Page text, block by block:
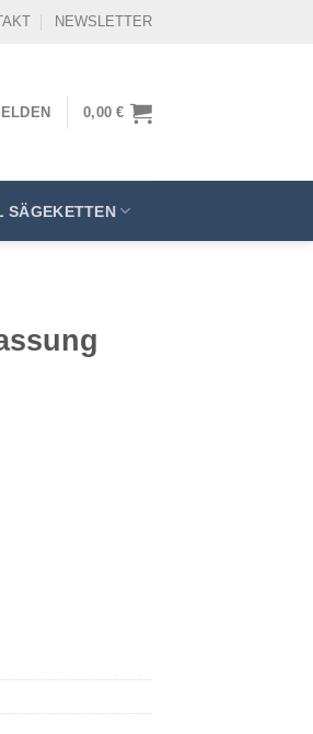
NEWSLETTER
0,00€
SÄGEKETTEN
Menge